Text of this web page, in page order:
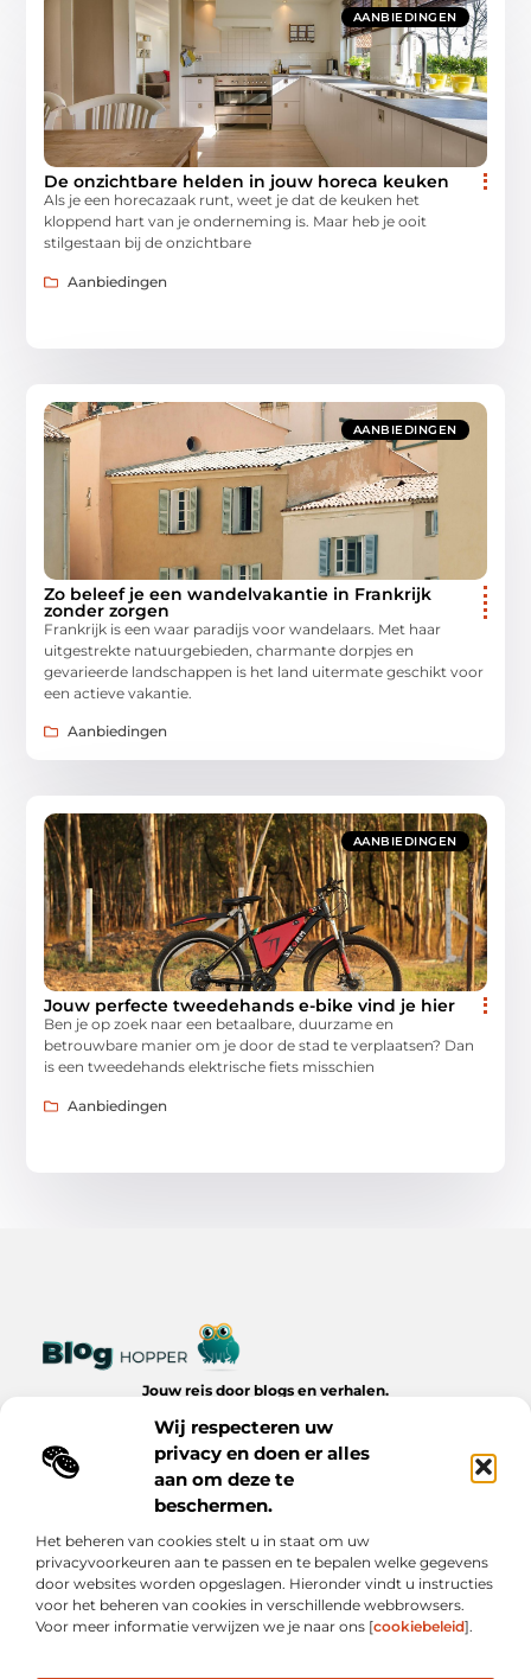
Wij respecteren uw
privacy en doen er alles
aan om deze te
beschermen.
Het beheren van cookies stelt u in staat om uw
privacyvoorkeuren aan te passen en te bepalen welke gegevens
door websites worden opgeslagen. Hieronder vindt u instructies
voor het beheren van cookies in verschillende webbrowsers.
Voor meer informatie verwijzen we je naar ons [cookiebeleid].
AANBIEDINGEN
De onzichtbare helden in jouw horeca keuken
Als je een horecazaak runt, weet je dat de keuken het
kloppend hart van je onderneming is. Maar heb je ooit
stilgestaan bij de onzichtbare
Aanbiedingen
AANBIEDINGEN
Zo beleef je een wandelvakantie in Frankrijk
zonder zorgen
Frankrijk is een waar paradijs voor wandelaars. Met haar
uitgestrekte natuurgebieden, charmante dorpjes en
gevarieerde landschappen is het land uitermate geschikt voor
een actieve vakantie.
Aanbiedingen
AANBIEDINGEN
Jouw perfecte tweedehands e-bike vind je hier
Ben je op zoek naar een betaalbare, duurzame en
betrouwbare manier om je door de stad te verplaatsen? Dan
is een tweedehands elektrische fiets misschien
Aanbiedingen
Jouw reis door blogs en verhalen.
dagelijks leven op Bloghopper.nl.
Bericht categorie
Onze informatie